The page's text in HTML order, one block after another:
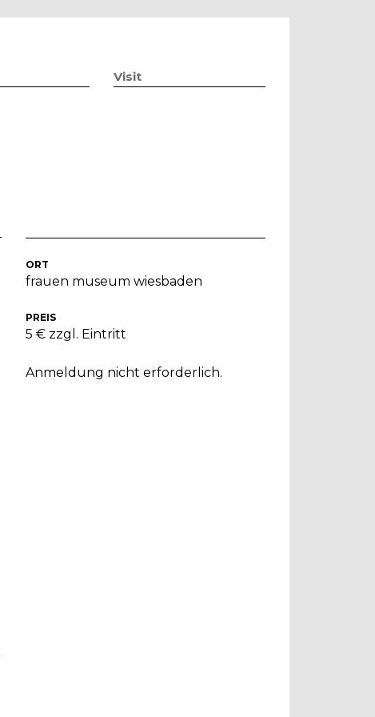
Visit
ORT
frauen museum wiesbaden
PREIS
5 € zzgl. Eintritt
Anmeldung nicht erforderlich.